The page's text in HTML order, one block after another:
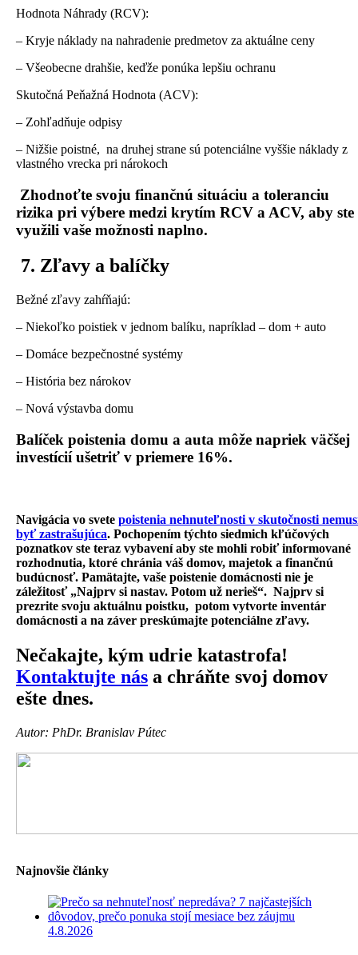
Hodnota Náhrady (RCV):
– Kryje náklady na nahradenie predmetov za aktuálne ceny
– Všeobecne drahšie, keďže ponúka lepšiu ochranu
Skutočná Peňažná Hodnota (ACV):
– Zohľadňuje odpisy
– Nižšie poistné, na druhej strane sú potenciálne vyššie náklady z
vlastného vrecka pri nárokoch
Zhodnoťte svoju finančnú situáciu a toleranciu
rizika pri výbere medzi krytím RCV a ACV, aby ste
využili vaše možnosti naplno.
7. Zľavy a balíčky
Bežné zľavy zahŕňajú:
– Niekoľko poistiek v jednom balíku, napríklad – dom + auto
– Domáce bezpečnostné systémy
– História bez nárokov
– Nová výstavba domu
Balíček poistenia domu a auta môže napriek väčšej
investícií ušetriť v priemere 16%.
Navigácia vo svete poistenia nehnuteľnosti v skutočnosti
byť zastrašujúca. Pochopením týchto siedmich kľúčových
poznatkov ste teraz vybavení aby ste mohli robiť informované
rozhodnutia, ktoré chránia váš domov, majetok a finančnú
budúcnosť. Pamätajte, vaše poistenie domácnosti nie je
záležitosť „Najprv si nastav. Potom už nerieš“. Najprv si
prezrite svoju aktuálnu poistku, potom vytvorte inventár
domácnosti a na záver preskúmajte potenciálne zľavy.
Nečakajte, kým udrie katastrofa!
Kontaktujte nás a chráňte svoj domov
ešte dnes.
Autor: PhDr. Branislav Pútec
Najnovšie články
4.8.2026